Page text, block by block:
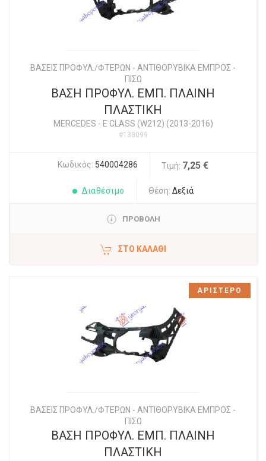
ΒΑΣΕΙΣ ΠΡΟΦΥΛ./ΦΤΕΡΩΝ - ΑΝΤΙΘΟΡΥΒΙΚΑ ΕΜΠΡΟΣ -
ΠΙΣΩ
ΒΑΣΗ ΠΡΟΦΥΛ. ΕΜΠ. ΠΛΑΙΝΗ
ΠΛΑΣΤΙΚΗ
MERCEDES - E CLASS (W212) (2013-2016)
#138099
Κωδικός: 540004286 Τιμή: 7,25 €
Διαθέσιμο Θέση: Δεξιά
ΠΡΟΒΟΛΗ
ΣΤΟ ΚΑΛΆΘΙ
ΒΑΣΕΙΣ ΠΡΟΦΥΛ./ΦΤΕΡΩΝ - ΑΝΤΙΘΟΡΥΒΙΚΑ ΕΜΠΡΟΣ -
ΠΙΣΩ
ΒΑΣΗ ΠΡΟΦΥΛ. ΕΜΠ. ΠΛΑΙΝΗ
ΠΛΑΣΤΙΚΗ
ΑΡΙΣΤΕΡΟ